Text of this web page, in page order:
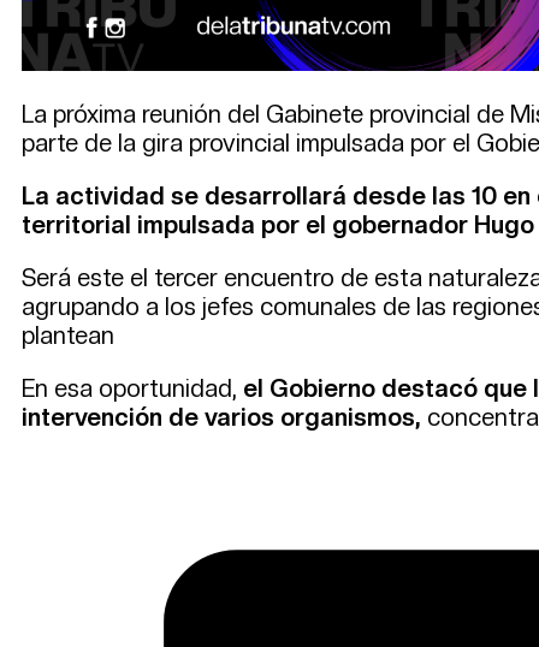
La próxima reunión del Gabinete provincial de
parte de la gira provincial impulsada por el
La actividad se desarrollará desde las 10
territorial impulsada por el gobernador
Será este el tercer encuentro de esta
agrupando a los jefes comunales de las
plantean
En esa oportunidad, el Gobierno destacó que
intervención de varios organismos,